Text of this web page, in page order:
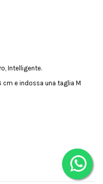
Intelligente.
cm e indossa una taglia M